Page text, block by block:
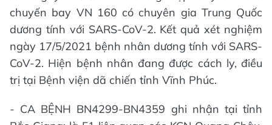
chuyến bay VN 160 có chuyên gia Trung Quốc
dương tính với SARS-CoV-2. Kết quả xét nghiệm
ngày 17/5/2021 bệnh nhân dương tính với SARS-
CoV-2. Hiện bệnh nhân đang được cách ly, điều
trị tại Bệnh viện dã chiến tỉnh Vĩnh Phúc.
- CA BỆNH BN4299-BN4359 ghi nhận tại tỉnh